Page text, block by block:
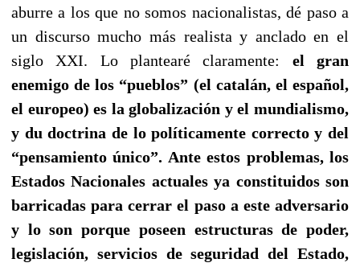
aburre a los que no somos nacionalistas, dé paso a
un discurso mucho más realista y anclado en el
siglo XXI. Lo plantearé claramente: el gran
enemigo de los “pueblos” (el catalán, el español,
el europeo) es la globalización y el mundialismo,
y du doctrina de lo políticamente correcto y del
“pensamiento único”. Ante estos problemas, los
Estados Nacionales actuales ya constituidos son
barricadas para cerrar el paso a este adversario
y lo son porque poseen estructuras de poder,
legislación, servicios de seguridad del Estado,